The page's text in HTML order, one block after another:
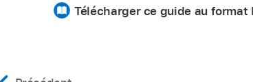
Télécharger ce guide au format